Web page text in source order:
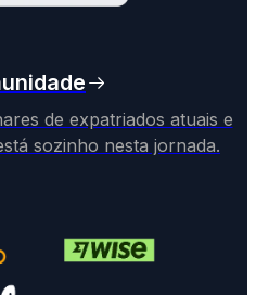
de expatriados atuais e
sozinho nesta jornada.